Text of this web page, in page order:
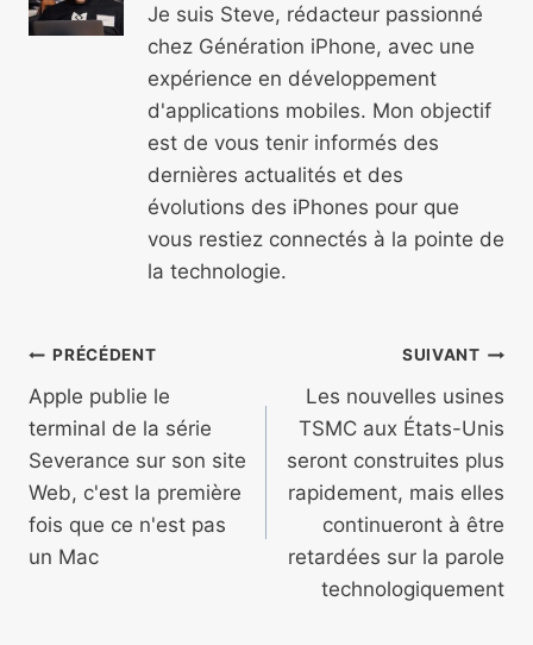
Je suis Steve, rédacteur passionné
chez Génération iPhone, avec une
expérience en développement
d'applications mobiles. Mon objectif
est de vous tenir informés des
dernières actualités et des
évolutions des iPhones pour que
vous restiez connectés à la pointe de
la technologie.
Navigation
de
l’article
PRÉCÉDENT
Apple publie le
terminal de la série
Severance sur son site
Web, c'est la première
fois que ce n'est pas
un Mac
SUIVANT
Les nouvelles usines
TSMC aux États-Unis
seront construites plus
rapidement, mais elles
continueront à être
retardées sur la parole
technologiquement